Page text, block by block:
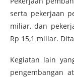
serta pekerjaan
miliar, dan
Rp 15,1 miliar.
Kegiatan lain
pengembangan